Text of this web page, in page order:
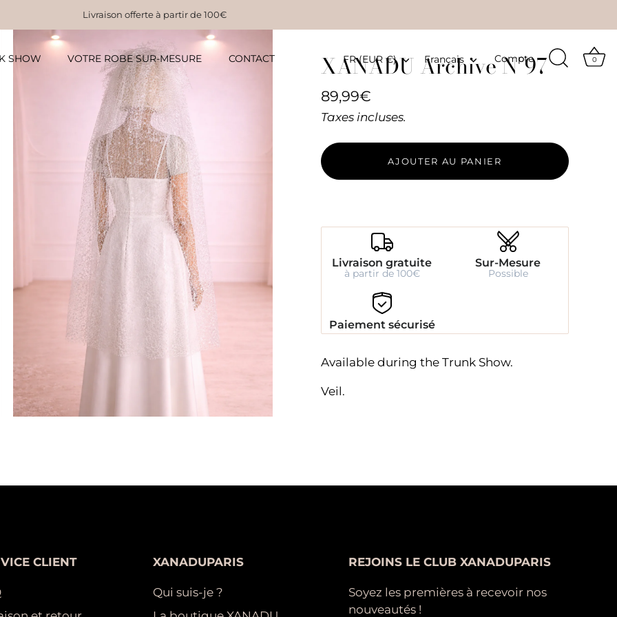
Livraison offerte à partir de 100€
SHOW VOTRE ROBE SUR-MESURE CONTACT Devise
FR (EUR €) Langue
Français Compte 0
XANADU Archive N°97
89,99€
Taxes incluses.
AJOUTER AU PANIER
Livraison gratuite
à partir de 100€
Sur-Mesure
Possible
Paiement sécurisé
Available during the Trunk Show.
Veil.
CLIENT XANADUPARIS
Qui suis-je ?
REJOINS LE CLUB XANADUPARIS
Soyez les premières à recevoir nos
nouveautés !